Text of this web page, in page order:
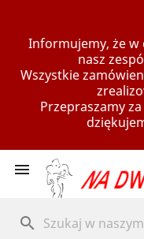
Informujemy, że w
nasz
Wszystkie
Przepraszamy

search